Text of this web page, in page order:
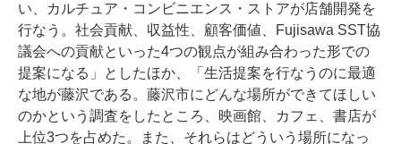
い、カルチュア・コンビニエンス・ストアが店舗開発を
行なう。社会貢献、収益性、顧客価値、Fujisawa SST協
議会への貢献といった4つの観点が組み合わった形での
提案になる」としたほか、「生活提案を行なうのに最適
な地が藤沢である。藤沢市にどんな場所ができてほしい
のかという調査をしたところ、映画館、カフェ、書店が
上位3つを占めた。また、それらはどういう場所になっ